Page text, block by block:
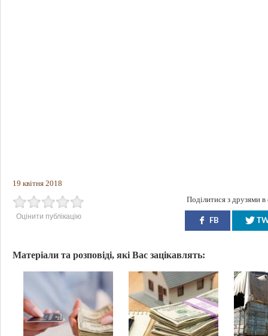
19 квітня 2018
Оцінити публікацію
Поділитися з друзями
FB
Матеріали та розповіді, які Вас зацікавлять: